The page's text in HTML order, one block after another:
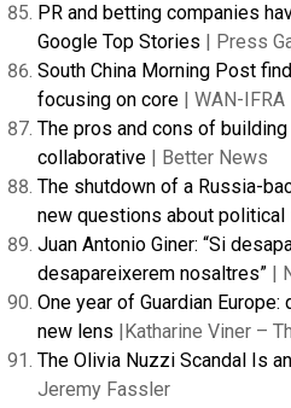
PR and betting companies
Google Top Stories | Press
South China Morning Post
focusing on core | WAN-IFRA
The pros and cons of
collaborative | Better News
The shutdown of a Russia-
new questions about political
Juan Antonio Giner: “Si
desapareixerem nosaltres” |
One year of Guardian
new lens |Katharine Viner –
The Olivia Nuzzi Scandal Is
Jeremy Fassler